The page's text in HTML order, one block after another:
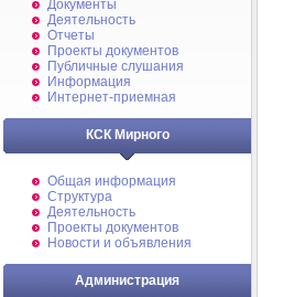
Документы
Деятельность
Отчеты
Проекты документов
Публичные слушания
Информация
Интернет-приемная
КСК Мирного
Общая информация
Структура
Деятельность
Проекты документов
Новости и объявления
Администрация